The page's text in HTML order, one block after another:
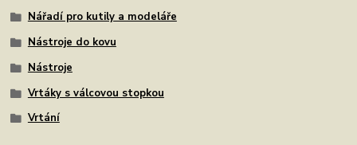
Nářadí pro kutily a modeláře
Nástroje do kovu
Nástroje
Vrtáky s válcovou stopkou
Vrtání